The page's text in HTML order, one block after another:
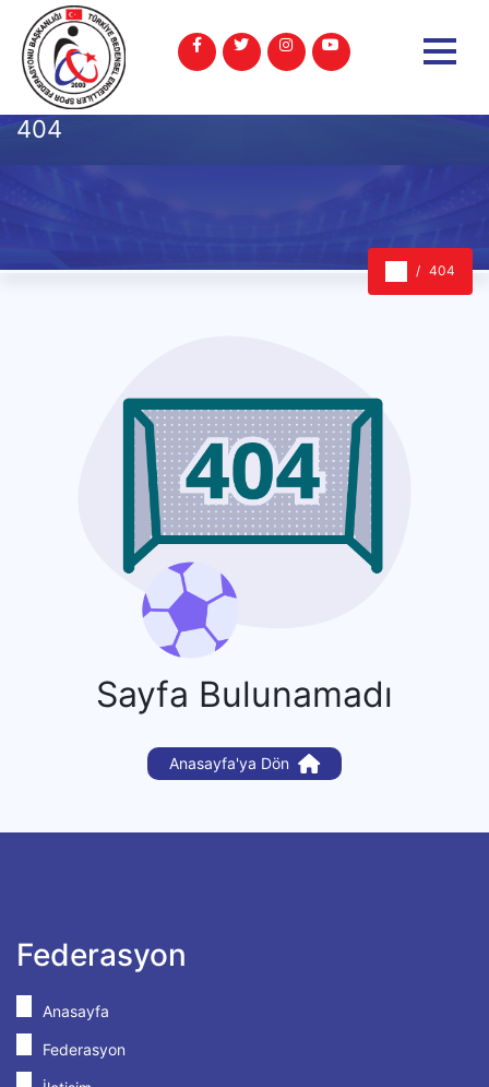
404
404
Sayfa Bulunamadı
Anasayfa'ya Dön
Federasyon
Anasayfa
Federasyon